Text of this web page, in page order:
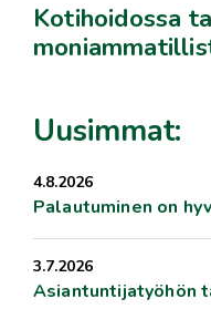
Kotihoidossa
Uusimmat:
4.8.2026
Palautuminen on
3.7.2026
Asiantuntijatyöhön